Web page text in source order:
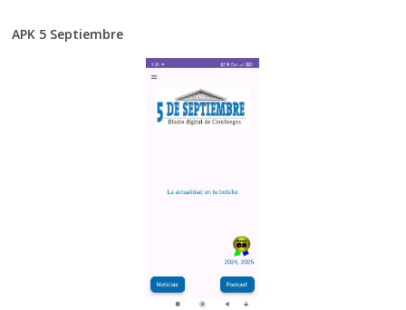
APK 5 Septiembre